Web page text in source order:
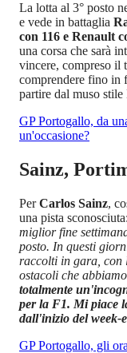
La lotta al 3° posto
e vede in battaglia
con 116 e Renault
una corsa che sarà
vincere, compreso il
comprendere fino in
partire dal muso stile
GP Portogallo, da
un'occasione?
Sainz,
PerCarlos Sainz,
una pista
miglior fine
posto. In questi
raccolti in gara, con
ostacoli che
totalmente
per la F1. Mi piace
dall'inizio del week-
GP Portogallo, gli